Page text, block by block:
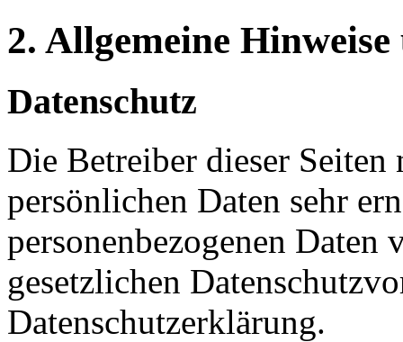
2. Allgemeine
Datenschutz
Die Betreiber dieser Seiten
persönlichen Daten sehr
personenbezogenen Daten
gesetzlichen
Datenschutzerklärung.